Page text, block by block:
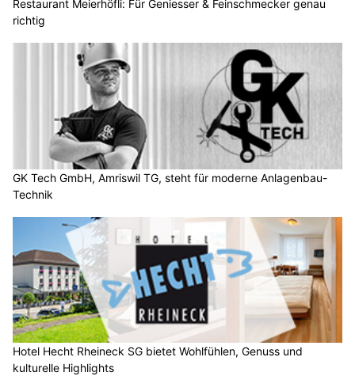
Restaurant Meierhöfli: Für Geniesser & Feinschmecker genau
richtig
GK Tech GmbH, Amriswil TG, steht für moderne Anlagenbau-
Technik
Hotel Hecht Rheineck SG bietet Wohlfühlen, Genuss und
kulturelle Highlights